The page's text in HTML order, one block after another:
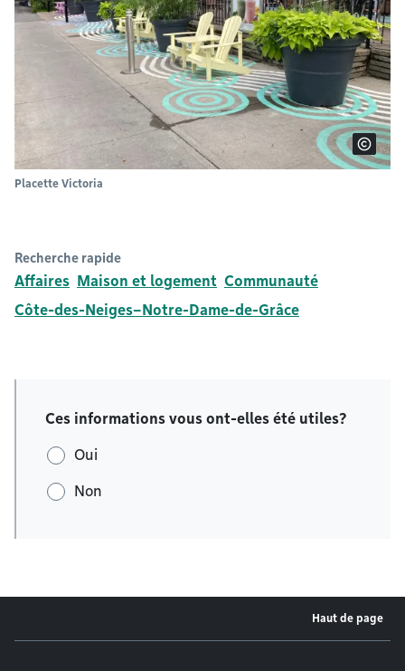
Placette Victoria
Recherche rapide
Affaires Maison et logement Communauté
Côte-des-Neiges–Notre-Dame-de-Grâce
Ces informations vous ont-elles été utiles?
Oui
Non
Haut de page